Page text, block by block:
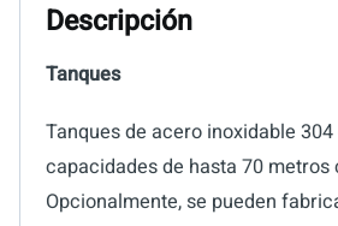
Descripción
Tanques
Tanques de acero inoxidable 304
capacidades de hasta 70 metros
Opcionalmente, se pueden